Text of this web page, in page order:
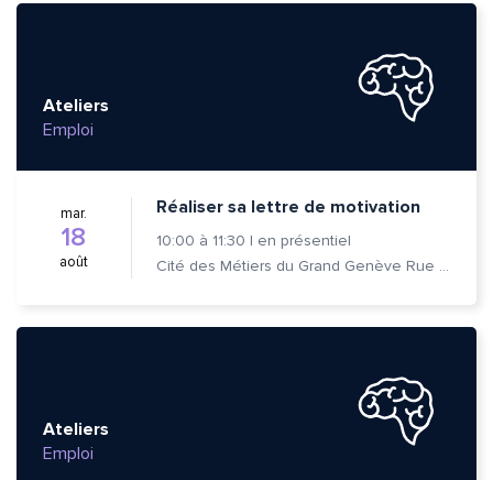
Ateliers
Emploi
mar.
18
août
Réaliser sa lettre de motivation
10:00 à 11:30 | en présentiel
Cité des Métiers du Grand Genève Rue Prévost-Martin 6 1205 Genève
Ateliers
Emploi